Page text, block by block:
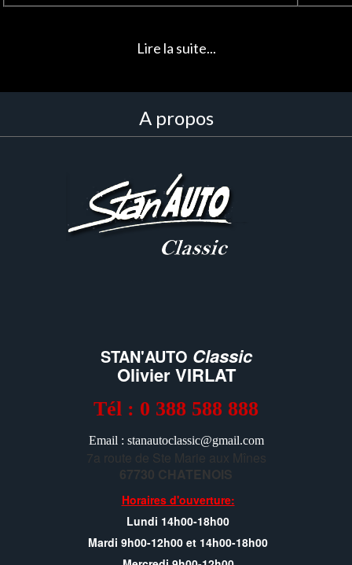
Lire la suite...
A propos
STAN'AUTO Classic
Olivier VIRLAT
Tél : 0 388 588 888
Email : stanautoclassic@gmail.com
7a route de Ste Marie aux Mînes
67730 CHATENOIS
Horaires d'ouverture:
Lundi 14h00-18h00
Mardi 9h00-12h00 et 14h00-18h00